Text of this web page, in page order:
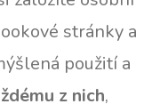
stránky a
použití a
z nich,